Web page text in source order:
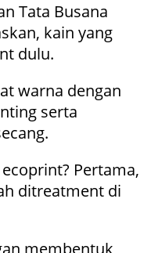
Tata Busana
kain yang
dulu.
warna dengan
serta
Pertama,
ditreatment di